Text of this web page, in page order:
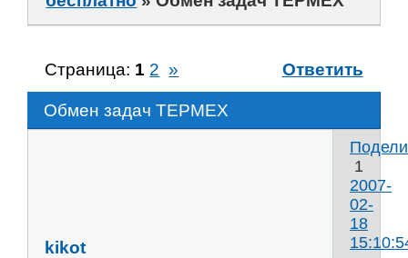
Обмен задач ТЕРМЕХ
Страница: 1 2 » Ответить
1
2007-
02-
18
kikot